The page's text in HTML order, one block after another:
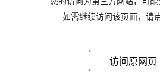
如需继续访问该页面，请
访问原网页